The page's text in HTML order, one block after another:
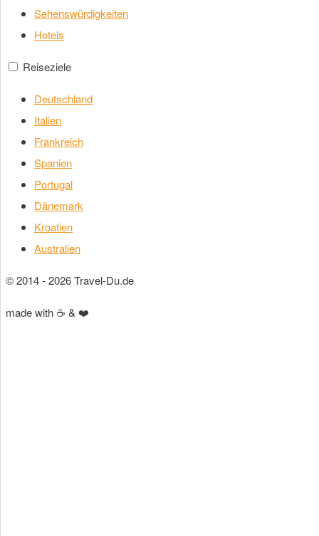
Sehenswürdigkeiten
Hotels
Reiseziele
Deutschland
Italien
Frankreich
Spanien
Portugal
Dänemark
Kroatien
Australien
© 2014 - 2026 Travel-Du.de
made with ☕ & ❤️